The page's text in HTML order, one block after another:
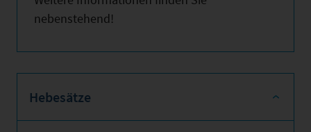
nebenstehend!
Hebesätze